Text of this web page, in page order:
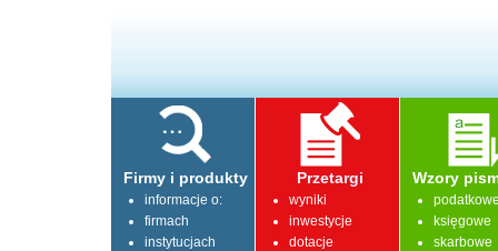
Firmy i produkty
informacje o:
firmach
instytucjach
Przetargi
wyniki
inwestycje
dotacje
Wzory
księgowe
skarbowe